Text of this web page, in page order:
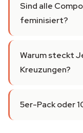
Sind alle
feminisiert?
Warum steckt
Kreuzungen?
5er-Pack oder